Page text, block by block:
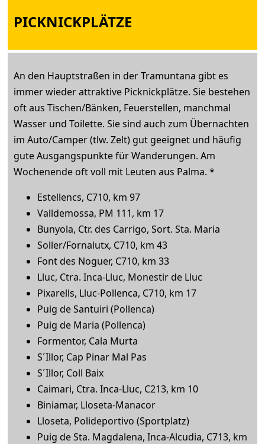
PICKNICKPLÄTZE
An den Hauptstraßen in der Tramuntana gibt es
immer wieder attraktive Picknickplätze. Sie bestehen
oft aus Tischen/Bänken, Feuerstellen, manchmal
Wasser und Toilette. Sie sind auch zum Übernachten
im Auto/Camper (tlw. Zelt) gut geeignet und häufig
gute Ausgangspunkte für Wanderungen. Am
Wochenende oft voll mit Leuten aus Palma. *
Estellencs, C710, km 97
Valldemossa, PM 111, km 17
Bunyola, Ctr. des Carrigo, Sort. Sta. Maria
Soller/Fornalutx, C710, km 43
Font des Noguer, C710, km 33
Lluc, Ctra. Inca-Lluc, Monestir de Lluc
Pixarells, Lluc-Pollenca, C710, km 17
Puig de Santuiri (Pollenca)
Puig de Maria (Pollenca)
Formentor, Cala Murta
S´Illor, Cap Pinar Mal Pas
S´Illor, Coll Baix
Caimari, Ctra. Inca-Lluc, C213, km 10
Biniamar, Lloseta-Manacor
Lloseta, Polideportivo (Sportplatz)
Puig de Sta. Magdalena, Inca-Alcudia, C713, km